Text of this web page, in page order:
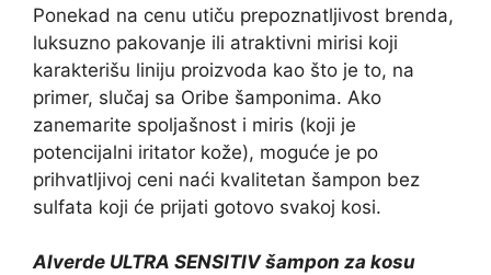
Ponekad na cenu utiču prepoznatljivost brenda,
luksuzno pakovanje ili atraktivni mirisi koji
karakterišu liniju proizvoda kao što je to, na
primer, slučaj sa Oribe šamponima. Ako
zanemarite spoljašnost i miris (koji je
potencijalni iritator kože), moguće je po
prihvatljivoj ceni naći kvalitetan šampon bez
sulfata koji će prijati gotovo svakoj kosi.
Alverde ULTRA SENSITIV šampon za kosu